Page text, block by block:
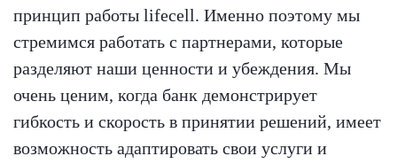
принцип работы lifecell. Именно поэтому мы
стремимся работать с партнерами, которые
разделяют наши ценности и убеждения. Мы
очень ценим, когда банк демонстрирует
гибкость и скорость в принятии решений, имеет
возможность адаптировать свои услуги и